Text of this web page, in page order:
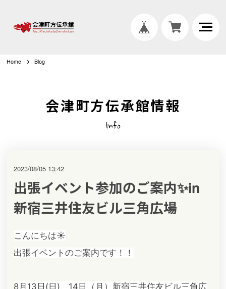
Home Blog
会津町方伝承館情報
Info
出張イベント参加のご案内✨in
新宿三井住友ビル三角広場
2023/08/05 13:42
こんにちは☀️
出張イベントのご案内です！！
8月13日(日)、14日（月）新宿三井住友ビル三角広